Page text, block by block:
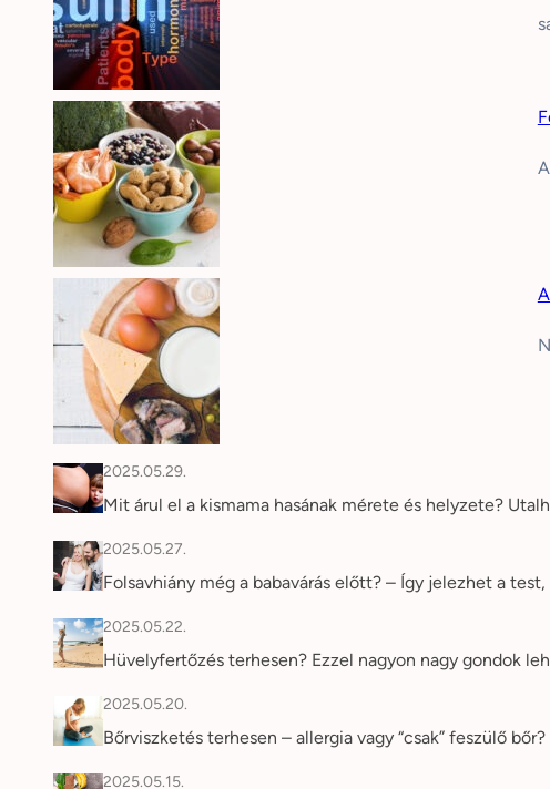
2025.05.29.
Mit árul el a kismama hasának mérete és helyzete?
2025.05.27.
Folsavhiány még a babavárás előtt? – Így jelezhet a
2025.05.22.
Hüvelyfertőzés terhesen? Ezzel nagyon nagy gondok
2025.05.20.
Bőrviszketés terhesen – allergia vagy “csak” feszülő bőr?
2025.05.15.